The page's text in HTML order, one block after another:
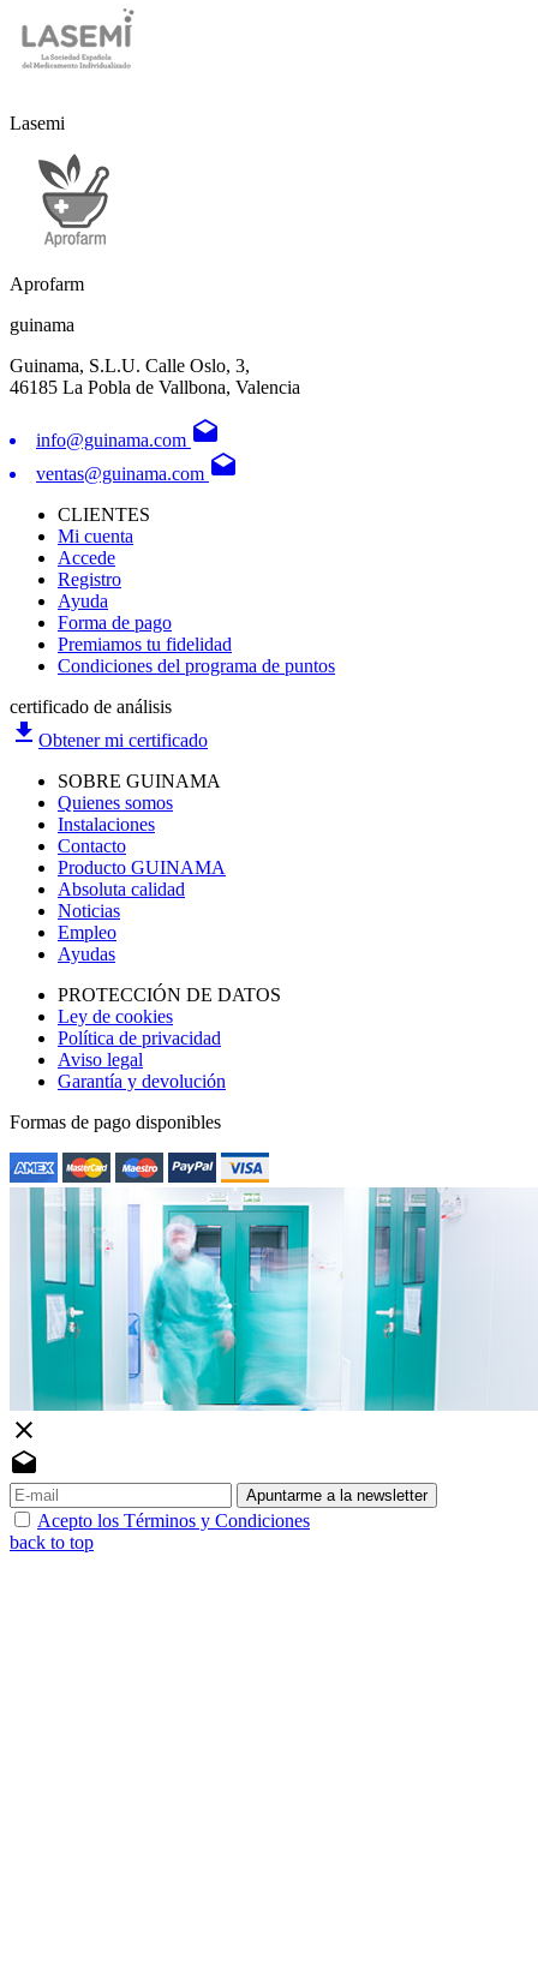
Lasemi
Aprofarm
guinama
Guinama, S.L.U. Calle Oslo, 3,
46185 La Pobla de Vallbona, Valencia
info@guinama.com drafts
ventas@guinama.com drafts
CLIENTES
Mi cuenta
Accede
Registro
Ayuda
Forma de pago
Premiamos tu fidelidad
Condiciones del programa de puntos
certificado de análisis
file_download Obtener mi certificado
SOBRE GUINAMA
Quienes somos
Instalaciones
Contacto
Producto GUINAMA
Absoluta calidad
Noticias
Empleo
Ayudas
PROTECCIÓN DE DATOS
Ley de cookies
Política de privacidad
Aviso legal
Garantía y devolución
Formas de pago disponibles
close
drafts
Apuntarme a la newsletter
Acepto los Términos y Condiciones
back to top